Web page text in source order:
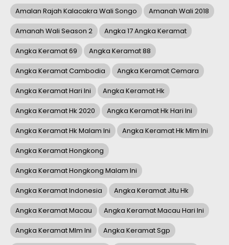
Amalan Rajah Kalacakra Wali Songo Amanah Wali 2018
Amanah Wali Season 2 Angka 17 Angka Keramat
Angka Keramat 69 Angka Keramat 88
Angka Keramat Cambodia Angka Keramat Cemara
Angka Keramat Hari Ini Angka Keramat Hk
Angka Keramat Hk 2020 Angka Keramat Hk Hari Ini
Angka Keramat Hk Malam Ini Angka Keramat Hk Mlm Ini
Angka Keramat Hongkong
Angka Keramat Hongkong Malam Ini
Angka Keramat Indonesia Angka Keramat Jitu Hk
Angka Keramat Macau Angka Keramat Macau Hari Ini
Angka Keramat Mlm Ini Angka Keramat Sgp